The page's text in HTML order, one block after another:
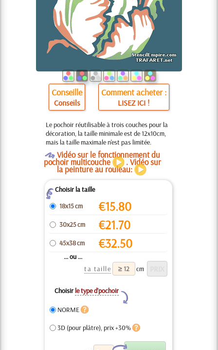
Conseille
Conseils
Comment acheter :
LISEZ ICI !
Le pochoir réutilisable à trois couches pour la
décoration, la taille minimale est de 12x10cm,
mais la taille maximale n'est pas limitée.
O Vidéo sur le fonctionnement du
pochoir multicouche . Vidéo sur
la peinture au rouleau:
ZChoisir la taille
18x15 cm
€15.80
30x25 cm €21.70
45x38 cm €32.50
... ou ...
ta taille
cm
Choisir le type d’pochoir
Y
NORME
3D (pour plâtre), prix +30%